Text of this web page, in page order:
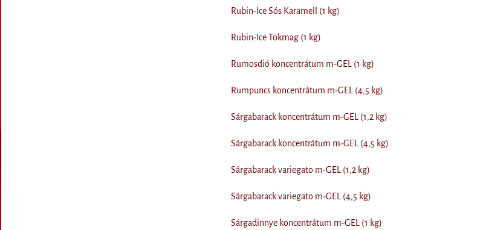
Rubin-Ice Sós Karamell (1 kg)
Rubin-Ice Tökmag (1 kg)
Rumosdió koncentrátum m-GEL (1 kg)
Rumpuncs koncentrátum m-GEL (4,5 kg)
Sárgabarack koncentrátum m-GEL (1,2 kg)
Sárgabarack koncentrátum m-GEL (4,5 kg)
Sárgabarack variegato m-GEL (1,2 kg)
Sárgabarack variegato m-GEL (4,5 kg)
Sárgadinnye koncentrátum m-GEL (1 kg)